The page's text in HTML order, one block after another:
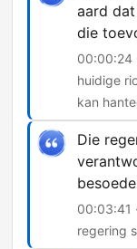
aard
die
00:00:24
huidige
kan
Die
00:03:41
regering